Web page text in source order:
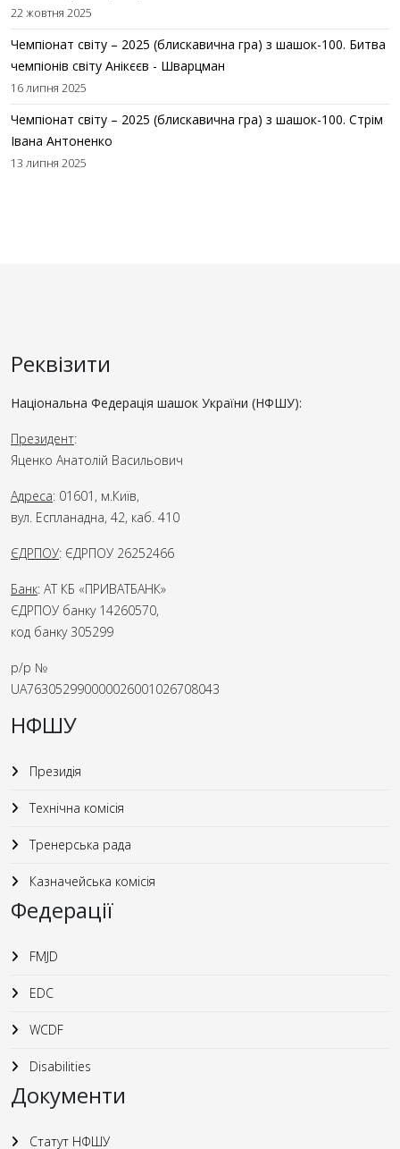
22 жовтня 2025
Чемпіонат світу – 2025 (блискавична гра) з шашок-100. Битва
чемпіонів світу Анікєєв - Шварцман
16 липня 2025
Чемпіонат світу – 2025 (блискавична гра) з шашок-100. Стрім
Івана Антоненко
13 липня 2025
Реквізити
Національна Федерація шашок України (НФШУ):
Президент:
Яценко Анатолій Васильович
Адреса: 01601, м.Київ,
вул. Еспланадна, 42, каб. 410
ЄДРПОУ: ЄДРПОУ 26252466
Банк: АТ КБ «ПРИВАТБАНК»
ЄДРПОУ банку 14260570,
код банку 305299
р/р №
UA763052990000026001026708043
НФШУ
Президія
Технічна комісія
Тренерська рада
Казначейська комісія
Федерації
FMJD
EDC
WCDF
Disabilities
Документи
Статут НФШУ